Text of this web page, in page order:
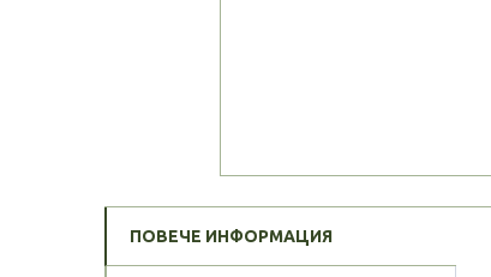
ПОВЕЧЕ ИНФОРМАЦИЯ